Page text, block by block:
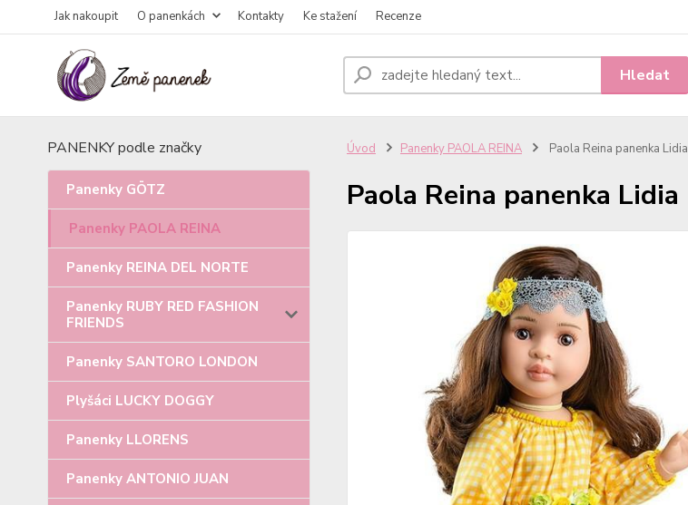
Jak nakoupit O panenkách Kontakty Ke stažení Recenze
Hledat
PANENKY podle značky
Panenky GÖTZ
Panenky PAOLA REINA
Panenky REINA DEL NORTE
Panenky RUBY RED FASHION
FRIENDS
Panenky SANTORO LONDON
Plyšáci LUCKY DOGGY
Panenky LLORENS
Panenky ANTONIO JUAN
Úvod Panenky PAOLA REINA Paola Reina panenka Lidia
Paola Reina panenka Lidia